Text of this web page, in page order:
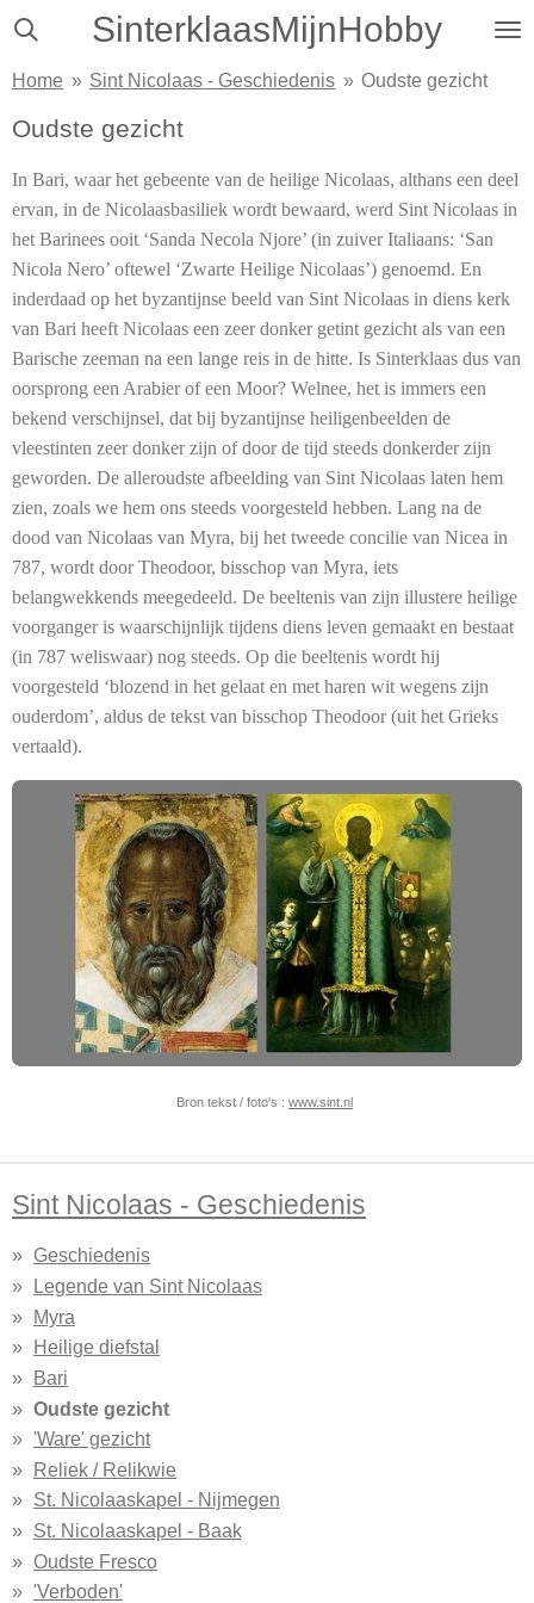
Ga
naar
hoofdinhoud
SinterklaasMijnHobby
Home » Sint Nicolaas - Geschiedenis » Oudste gezicht
Oudste gezicht
In Bari, waar het gebeente van de heilige Nicolaas, althans een deel
ervan, in de Nicolaasbasiliek wordt bewaard, werd Sint Nicolaas in
het Barinees ooit ‘Sanda Necola Njore’ (in zuiver Italiaans: ‘San
Nicola Nero’ oftewel ‘Zwarte Heilige Nicolaas’) genoemd. En
inderdaad op het byzantijnse beeld van Sint Nicolaas in diens kerk
van Bari heeft Nicolaas een zeer donker getint gezicht als van een
Barische zeeman na een lange reis in de hitte. Is Sinterklaas dus van
oorsprong een Arabier of een Moor? Welnee, het is immers een
bekend verschijnsel, dat bij byzantijnse heiligenbeelden de
vleestinten zeer donker zijn of door de tijd steeds donkerder zijn
geworden. De alleroudste afbeelding van Sint Nicolaas laten hem
zien, zoals we hem ons steeds voorgesteld hebben. Lang na de
dood van Nicolaas van Myra, bij het tweede concilie van Nicea in
787, wordt door Theodoor, bisschop van Myra, iets
belangwekkends meegedeeld. De beeltenis van zijn illustere heilige
voorganger is waarschijnlijk tijdens diens leven gemaakt en bestaat
(in 787 weliswaar) nog steeds. Op die beeltenis wordt hij
voorgesteld ‘blozend in het gelaat en met haren wit wegens zijn
ouderdom’, aldus de tekst van bisschop Theodoor (uit het Grieks
vertaald).
Bron tekst / foto's : www.sint.nl
Sint Nicolaas - Geschiedenis
Geschiedenis
Legende van Sint Nicolaas
Myra
Heilige diefstal
Bari
Oudste gezicht
'Ware' gezicht
Reliek / Relikwie
St. Nicolaaskapel - Nijmegen
St. Nicolaaskapel - Baak
Oudste Fresco
'Verboden'